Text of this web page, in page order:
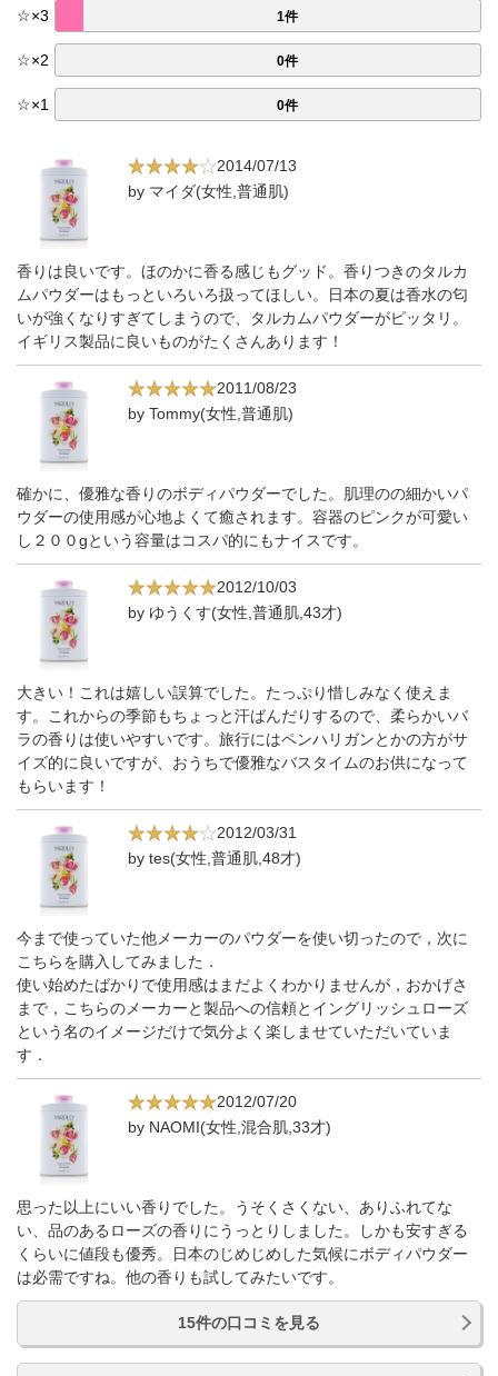
☆×3 1件
☆×2 0件
☆×1 0件
2014/07/13
by マイダ(女性,普通肌)
香りは良いです。ほのかに香る感じもグッド。香りつきのタルカ
ムパウダーはもっといろいろ扱ってほしい。日本の夏は香水の匂
いが強くなりすぎてしまうので、タルカムパウダーがピッタリ。
イギリス製品に良いものがたくさんあります！
2011/08/23
by Tommy(女性,普通肌)
確かに、優雅な香りのボディパウダーでした。肌理のの細かいパ
ウダーの使用感が心地よくて癒されます。容器のピンクが可愛い
し２００gという容量はコスパ的にもナイスです。
2012/10/03
by ゆうくす(女性,普通肌,43才)
大きい！これは嬉しい誤算でした。たっぷり惜しみなく使えま
す。これからの季節もちょっと汗ばんだりするので、柔らかいバ
ラの香りは使いやすいです。旅行にはペンハリガンとかの方がサ
イズ的に良いですが、おうちで優雅なバスタイムのお供になって
もらいます！
2012/03/31
by tes(女性,普通肌,48才)
今まで使っていた他メーカーのパウダーを使い切ったので，次に
こちらを購入してみました．
使い始めたばかりで使用感はまだよくわかりませんが，おかげさ
まで，こちらのメーカーと製品への信頼とイングリッシュローズ
という名のイメージだけで気分よく楽しませていただいていま
す．
2012/07/20
by NAOMI(女性,混合肌,33才)
思った以上にいい香りでした。うそくさくない、ありふれてな
い、品のあるローズの香りにうっとりしました。しかも安すぎる
くらいに値段も優秀。日本のじめじめした気候にボディパウダー
は必需ですね。他の香りも試してみたいです。
15件の口コミを見る